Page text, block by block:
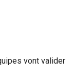
vont valider